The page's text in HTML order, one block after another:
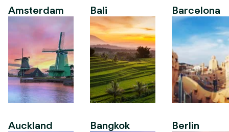
Amsterdam
Auckland
Bali
Bangkok
Barcelona
Berlin